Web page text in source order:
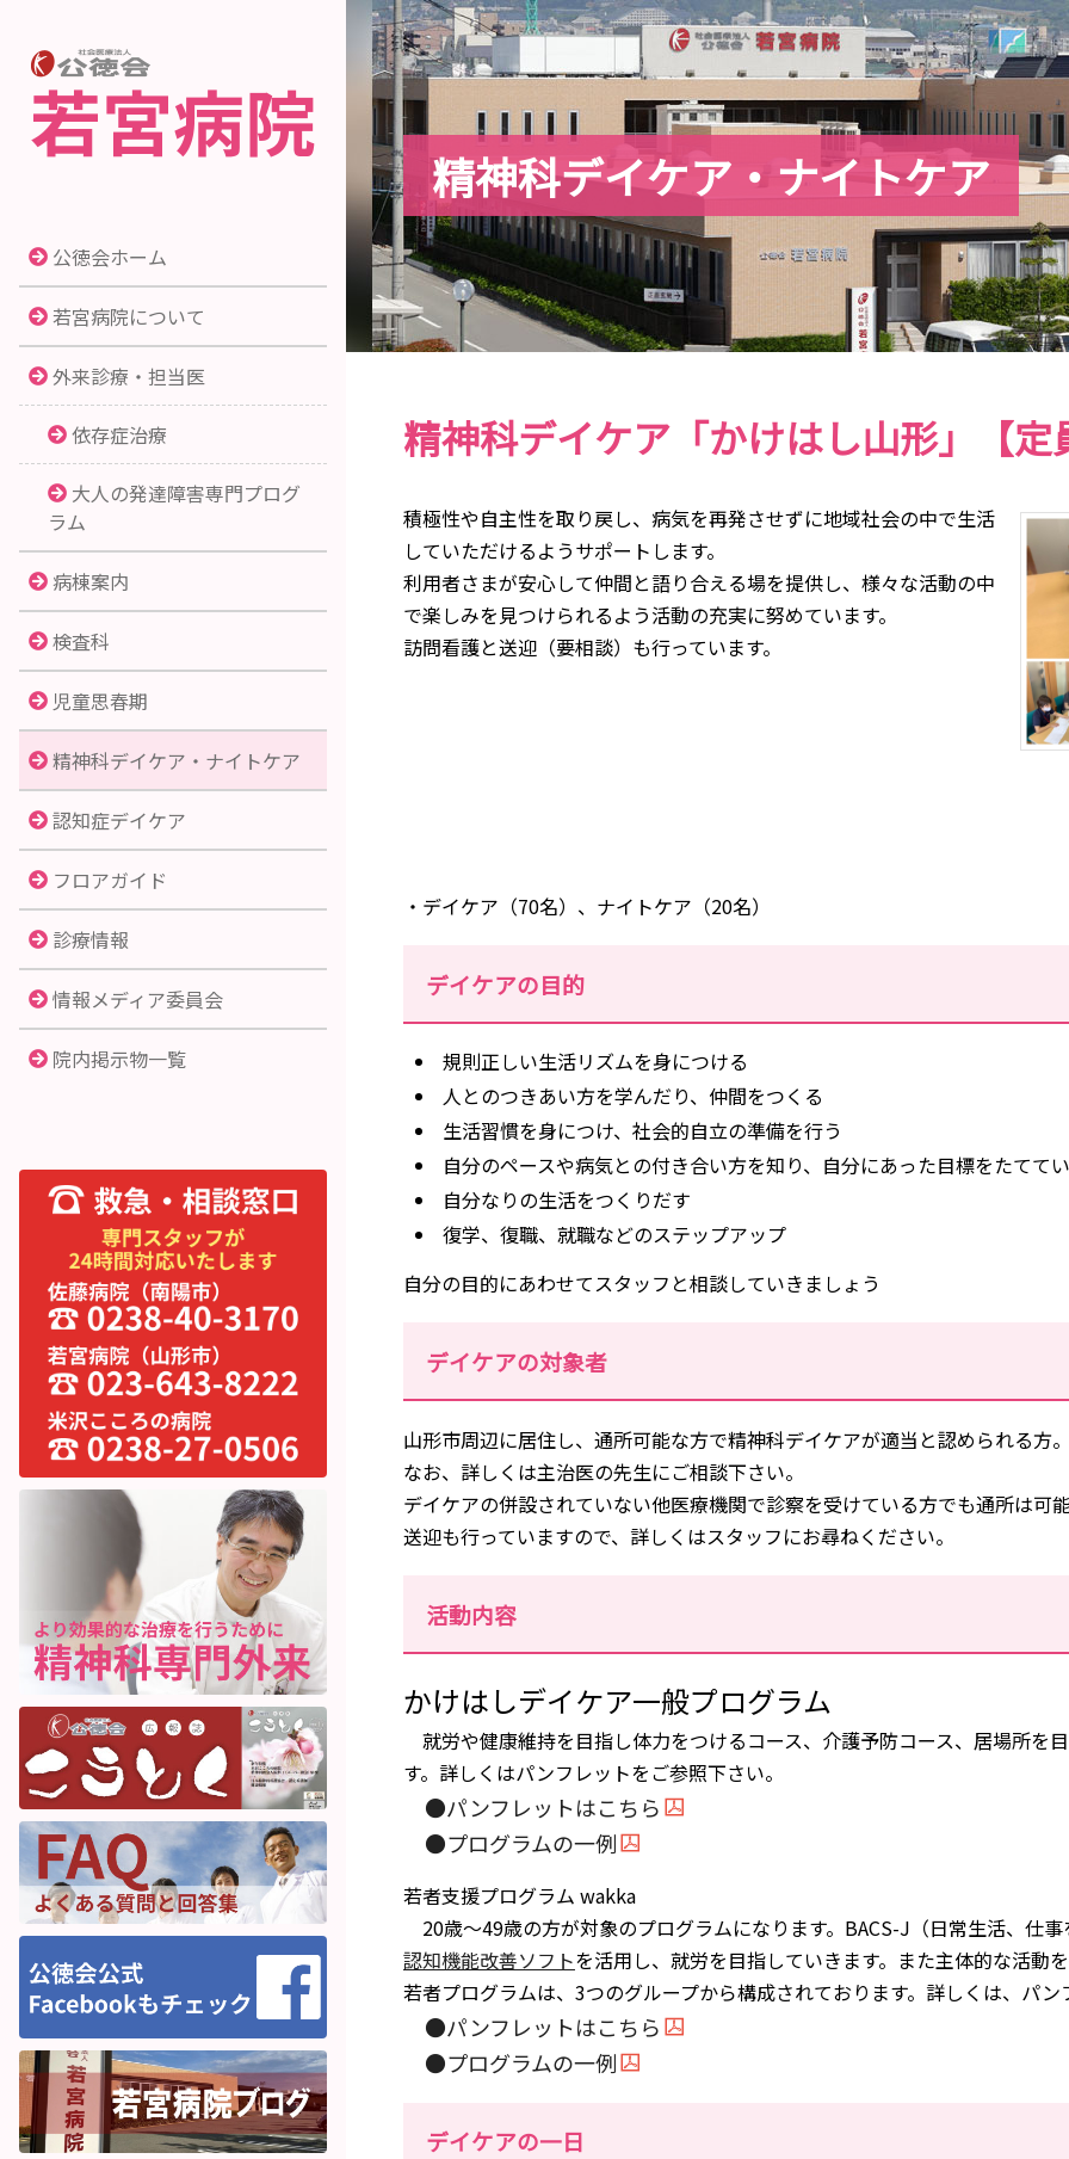
公徳会ホーム
若宮病院について
外来診療・担当医
依存症治療
大人の発達障害専門プログ
ラム
病棟案内
検査科
児童思春期
精神科デイケア・ナイトケア
認知症デイケア
フロアガイド
診療情報
情報メディア委員会
院内掲示物一覧
精神科デイケア・ナイトケア
精神科デイケア「かけはし山形」【定
積極性や自主性を取り戻し、病気を再発させずに地域社会の中で生活
していただけるようサポートします。
利用者さまが安心して仲間と語り合える場を提供し、様々な活動の中
で楽しみを見つけられるよう活動の充実に努めています。
訪問看護と送迎（要相談）も行っています。
・デイケア（70名）、ナイトケア（20名）
デイケアの目的
規則正しい生活リズムを身につける
人とのつきあい方を学んだり、仲間をつくる
生活習慣を身につけ、社会的自立の準備を行う
自分のペースや病気との付き合い方を知り、自分にあった目標をたてて
自分なりの生活をつくりだす
復学、復職、就職などのステップアップ
自分の目的にあわせてスタッフと相談していきましょう
デイケアの対象者
山形市周辺に居住し、通所可能な方で精神科デイケアが適当と認められる方。
なお、詳しくは主治医の先生にご相談下さい。
デイケアの併設されていない他医療機関で診察を受けている方でも通所は可能
送迎も行っていますので、詳しくはスタッフにお尋ねください。
活動内容
かけはしデイケア一般プログラム
就労や健康維持を目指し体力をつけるコース、介護予防コース、居場所を
す。詳しくはパンフレットをご参照下さい。
●パンフレットはこちら
●プログラムの一例
若者支援プログラム wakka
20歳～49歳の方が対象のプログラムになります。BACS-J（日常生活、仕
認知機能改善ソフトを活用し、就労を目指していきます。また主体的な活動
若者プログラムは、3つのグループから構成されております。詳しくは、パン
●パンフレットはこちら
●プログラムの一例
デイケアの一日